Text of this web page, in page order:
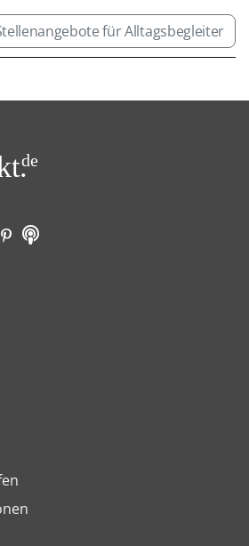
für Alltagsbegleiter
de